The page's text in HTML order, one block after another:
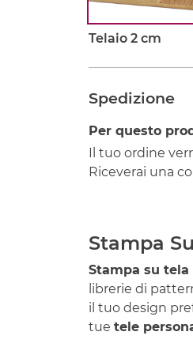
Telaio 2 cm
Spedizione
Per questo
Il tuo ordine
Riceverai una
Stampa
Stampa su tela
librerie di
il tuo design
tue tele